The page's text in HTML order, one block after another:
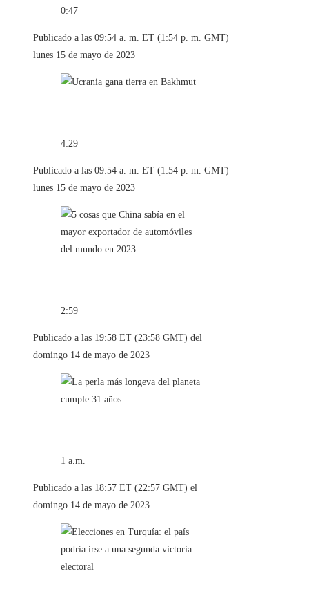
0:47
Publicado a las 09:54 a. m. ET (1:54 p. m. GMT)
lunes 15 de mayo de 2023
4:29
Publicado a las 09:54 a. m. ET (1:54 p. m. GMT)
lunes 15 de mayo de 2023
2:59
Publicado a las 19:58 ET (23:58 GMT) del
domingo 14 de mayo de 2023
1 a.m.
Publicado a las 18:57 ET (22:57 GMT) el
domingo 14 de mayo de 2023